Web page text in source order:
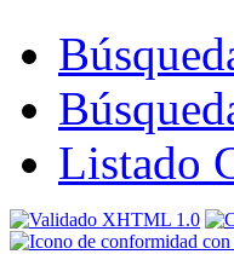
Listado